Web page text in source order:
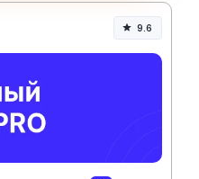
9.6